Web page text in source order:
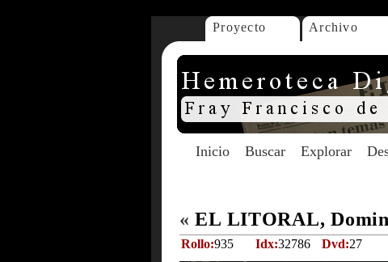
Proyecto Archivo
Inicio Buscar Explorar
« EL LITORAL,
Rollo:935 Idx:32786 Dvd:27